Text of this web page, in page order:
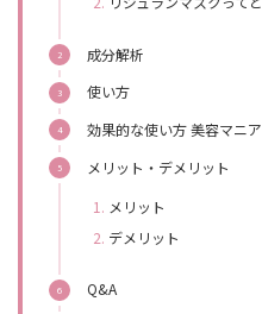
成分解析
使い方
効果的な使い方 美容マニ
メリット・デメリット
メリット
デメリット
Q&A